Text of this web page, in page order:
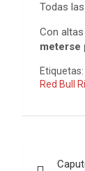
Todas
Con
meterse
Etiquetas:
Red Bull